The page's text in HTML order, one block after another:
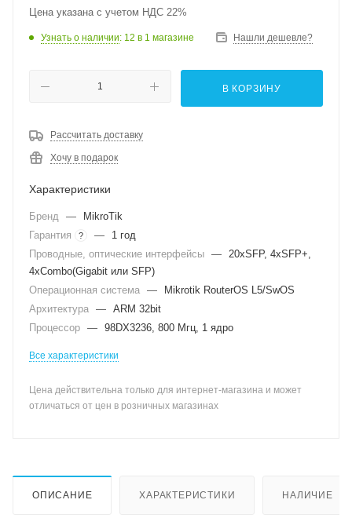
Цена указана с учетом НДС 22%
Узнать о наличии: 12 в 1 магазине Нашли дешевле?
В КОРЗИНУ
Рассчитать доставку
Хочу в подарок
Характеристики
Бренд —
MikroTik
Гарантия
? —
1 год
Проводные, оптические интерфейсы — 20хSFP, 4xSFP+,
4xCombo(Gigabit или SFP)
Операционная система —
Mikrotik RouterOS L5/SwOS
Архитектура — ARM 32bit
Процессор — 98DX3236, 800 Мгц, 1 ядро
Все характеристики
Цена действительна только для интернет-магазина и может
отличаться от цен в розничных магазинах
ОПИСАНИЕ ХАРАКТЕРИСТИКИ НАЛИЧИЕ